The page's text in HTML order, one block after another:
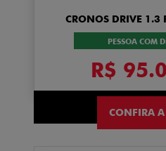
CRONOS DRIVE 1.3
PESSOA COM
R$
CONFIRA A